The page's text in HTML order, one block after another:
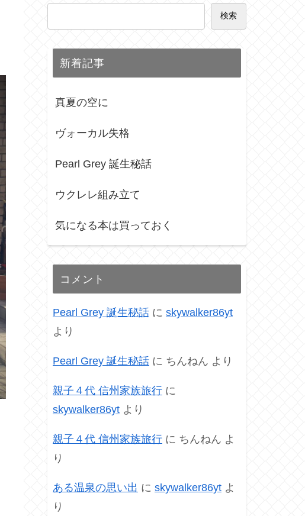
検索
新着記事
真夏の空に
ヴォーカル失格
Pearl Grey 誕生秘話
ウクレレ組み立て
気になる本は買っておく
コメント
Pearl Grey 誕生秘話 に skywalker86yt
より
Pearl Grey 誕生秘話 に ちんねん より
親子４代 信州家族旅行 に
skywalker86yt より
親子４代 信州家族旅行 に ちんねん よ
り
ある温泉の思い出 に skywalker86yt よ
り